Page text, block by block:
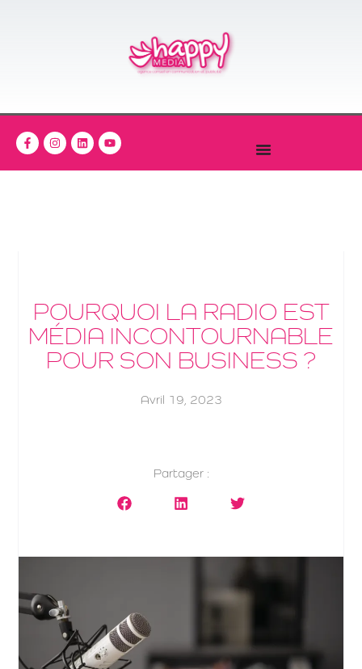
POURQUOI LA RADIO EST
MÉDIA INCONTOURNABLE
POUR SON BUSINESS ?
Avril 19, 2023
Partager :